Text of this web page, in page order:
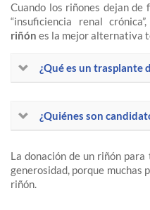
Cuando los riñones dejan de
“insuficiencia renal
riñón es la mejor alternativa
¿Qué es un trasplante
¿Quiénes son
La donación de un riñón
generosidad, porque muchas
riñón.